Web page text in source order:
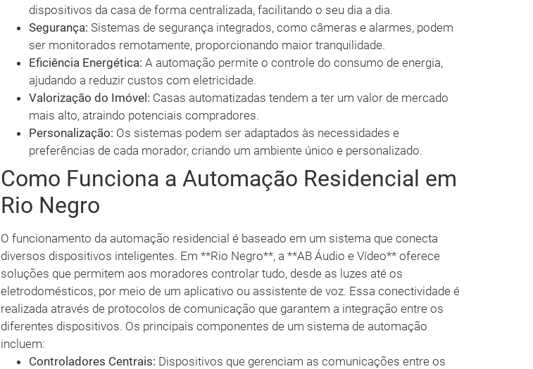
dispositivos da casa de forma centralizada, facilitando o seu dia a dia.
Segurança: Sistemas de segurança integrados, como câmeras e alarmes, podem
ser monitorados remotamente, proporcionando maior tranquilidade.
Eficiência Energética: A automação permite o controle do consumo de energia,
ajudando a reduzir custos com eletricidade.
Valorização do Imóvel: Casas automatizadas tendem a ter um valor de mercado
mais alto, atraindo potenciais compradores.
Personalização: Os sistemas podem ser adaptados às necessidades e
preferências de cada morador, criando um ambiente único e personalizado.
Como Funciona a Automação Residencial em
Rio Negro
O funcionamento da automação residencial é baseado em um sistema que conecta
diversos dispositivos inteligentes. Em **Rio Negro**, a **AB Áudio e Vídeo** oferece
soluções que permitem aos moradores controlar tudo, desde as luzes até os
eletrodomésticos, por meio de um aplicativo ou assistente de voz. Essa conectividade é
realizada através de protocolos de comunicação que garantem a integração entre os
diferentes dispositivos. Os principais componentes de um sistema de automação
incluem:
Controladores Centrais: Dispositivos que gerenciam as comunicações entre os